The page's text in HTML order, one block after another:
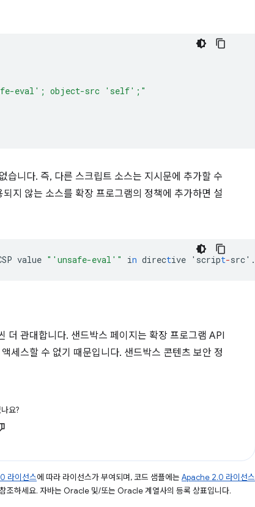
eval'; object-src 'self';"
습니다. 즉, 다른 스크립트 소스는 지시문에 추가할 수
되지 않는 소스를 확장 프로그램의 정책에 추가하면 설
value "'unsafe-eval'" in directive 'script-src'.
더 관대합니다. 샌드박스 페이지는 확장 프로그램 API
세스할 수 없기 때문입니다. 샌드박스 콘텐츠 보안 정
요?
라이선스에 따라 라이선스가 부여되며, 코드 샘플에는 Apache 2.0 라이선스
조하세요. 자바는 Oracle 및/또는 Oracle 계열사의 등록 상표입니다.